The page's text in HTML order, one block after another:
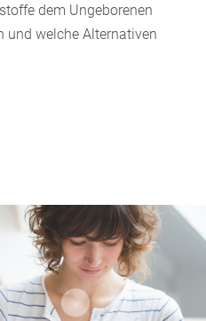
dem Ungeborenen
und welche Alternativen